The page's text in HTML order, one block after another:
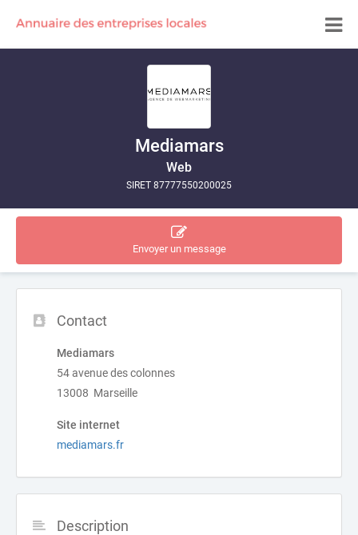
Mediamars
Web
SIRET 87777550200025
Envoyer un message
Contact
Mediamars
54 avenue des colonnes
13008 Marseille
Site internet
mediamars.fr
Description